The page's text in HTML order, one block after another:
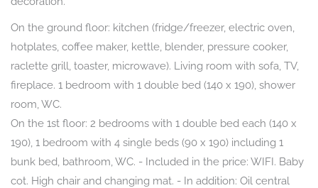
On the ground floor: kitchen (fridge/freezer, electric oven,
hotplates, coffee maker, kettle, blender, pressure cooker,
raclette grill, toaster, microwave). Living room with sofa, TV,
fireplace. 1 bedroom with 1 double bed (140 x 190), shower
room, WC.
On the 1st floor: 2 bedrooms with 1 double bed each (140 x
190), 1 bedroom with 4 single beds (90 x 190) including 1
bunk bed, bathroom, WC. - Included in the price: WIFI. Baby
cot. High chair and changing mat. - In addition: Oil central